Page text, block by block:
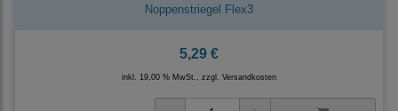
Noppenstriegel Flex3
5,29 €
inkl. 19,00 % MwSt., zzgl. Versandkosten